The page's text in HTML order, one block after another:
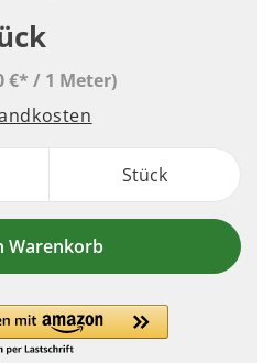
€* / 1 Meter)
Stück
Warenkorb